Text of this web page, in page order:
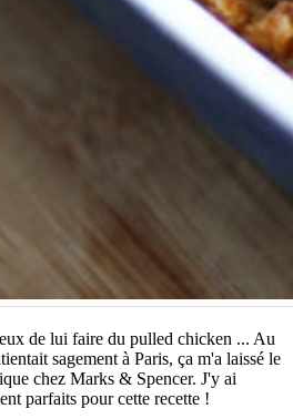
de lui faire du pulled chicken ... Au
sagement à Paris, ça m'a laissé le
chez Marks & Spencer. J'y ai
parfaits pour cette recette !